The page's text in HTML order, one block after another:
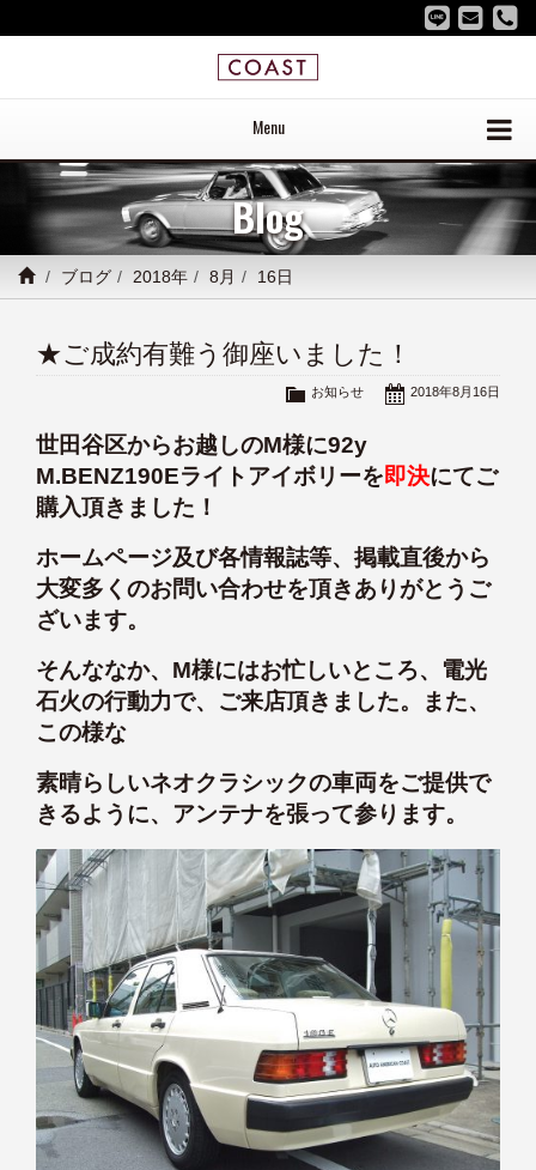
Menu
Blog
ブログ 2018年 8月 16日
★ご成約有難う御座いました！
2018年8月16日
お知らせ
世田谷区からお越しのM様に92y
M.BENZ190Eライトアイボリーを即決にてご
購入頂きました！
ホームページ及び各情報誌等、掲載直後から
大変多くのお問い合わせを頂きありがとうご
ざいます。
そんななか、M様にはお忙しいところ、電光
石火の行動力で、ご来店頂きました。また、
この様な
素晴らしいネオクラシックの車両をご提供で
きるように、アンテナを張って参ります。